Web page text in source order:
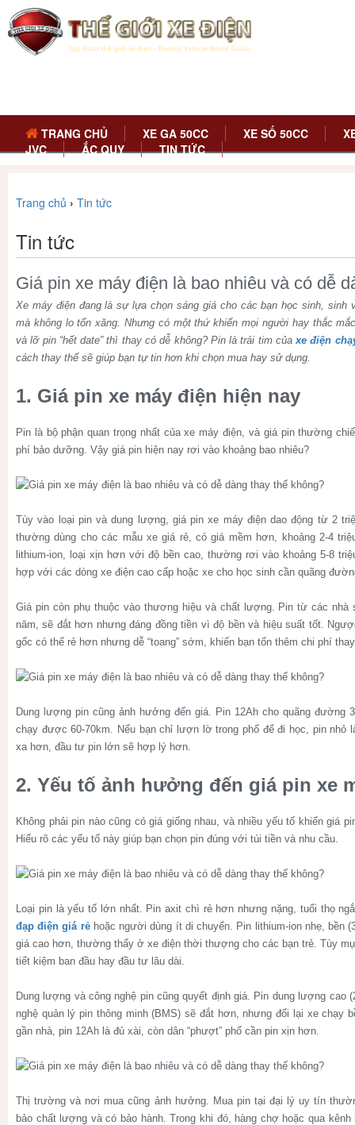
TRANG CHỦ XE GA 50CC XE SỐ 50CC
JVC
ẮC QUY TIN TỨC
Trang chủ › Tin tức
Tin tức
Giá pin xe máy điện là bao nhiêu và có dễ
Xe máy điện đang là sự lựa chọn sáng giá cho các bạn học sinh, sinh
mà không lo tốn xăng. Nhưng có một thứ khiến mọi người hay thắc
và lỡ pin “hết date” thì thay có dễ không? Pin là trái tim củaxe điện
cách thay thế sẽ giúp bạn tự tin hơn khi chọn mua hay sử dụng.
1. Giá pin xe máy điện hiện nay
Pin là bộ phận quan trọng nhất của xe máy điện, và giá pin thường
phí bảo dưỡng. Vậy giá pin hiện nay rơi vào khoảng bao nhiêu?
Tùy vào loại pin và dung lượng, giá pin xe máy điện dao động từ 2
thường dùng cho các mẫu xe giá rẻ, có giá mềm hơn, khoảng 2-4
lithium-ion, loại xịn hơn với độ bền cao, thường rơi vào khoảng 5-8
hợp với các dòng xe điện cao cấp hoặc xe cho học sinh cần quãng
Giá pin còn phụ thuộc vào thương hiệu và chất lượng. Pin từ các nhà
năm, sẽ đắt hơn nhưng đáng đồng tiền vì độ bền và hiệu suất tốt.
gốc có thể rẻ hơn nhưng dễ “toang” sớm, khiến bạn tốn thêm chi phí
Dung lượng pin cũng ảnh hưởng đến giá. Pin 12Ah cho quãng đường
chạy được 60-70km. Nếu bạn chỉ lượn lờ trong phố để đi học, pin nhỏ
xa hơn, đầu tư pin lớn sẽ hợp lý hơn.
2. Yếu tố ảnh hưởng đến giá pin xe
Không phải pin nào cũng có giá giống nhau, và nhiều yếu tố khiến giá
Hiểu rõ các yếu tố này giúp bạn chọn pin đúng với túi tiền và nhu cầu.
Loại pin là yếu tố lớn nhất. Pin axit chì rẻ hơn nhưng nặng, tuổi thọ
đạp điện giá rẻhoặc người dùng ít di chuyển. Pin lithium-ion nhẹ, bền
giá cao hơn, thường thấy ở xe điện thời thượng cho các bạn trẻ. Tùy
tiết kiệm ban đầu hay đầu tư lâu dài.
Dung lượng và công nghệ pin cũng quyết định giá. Pin dung lượng cao
nghệ quản lý pin thông minh (BMS) sẽ đắt hơn, nhưng đổi lại xe chạy
gần nhà, pin 12Ah là đủ xài, còn dân “phượt” phố cần pin xịn hơn.
Thị trường và nơi mua cũng ảnh hưởng. Mua pin tại đại lý uy tín
bảo chất lượng và có bảo hành. Trong khi đó, hàng chợ hoặc qua